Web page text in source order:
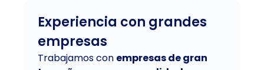
Experiencia con grandes
empresas
Trabajamos con empresas de gran